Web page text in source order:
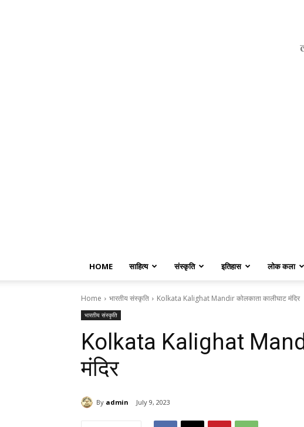
HOME साहित्य संस्कृति इतिहास लोक कला
Home भारतीय संस्कृति Kolkata Kalighat Mandir कोलकाता कालीघाट मंदिर
भारतीय संस्कृति
Kolkata Kalighat
मंदिर
By admin July 9, 2023